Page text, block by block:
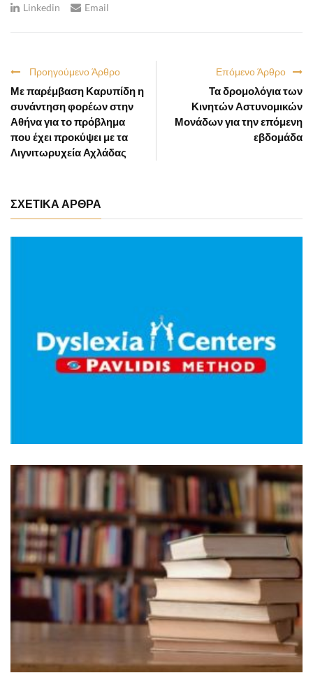
Linkedin
Email
Επόμενο Άρθρο
Τα δρομολόγια των
Κινητών Αστυνομικών
Μονάδων για την επόμενη
εβδομάδα
Προηγούμενο Άρθρο
Με παρέμβαση Καρυπίδη η
συνάντηση φορέων στην
Αθήνα για το πρόβλημα
που έχει προκύψει με τα
Λιγνιτωρυχεία Αχλάδας
ΣΧΕΤΙΚΑ ΑΡΘΡΑ